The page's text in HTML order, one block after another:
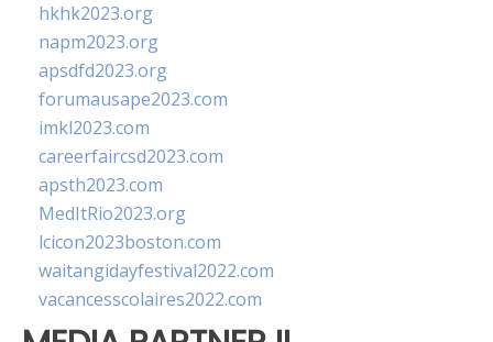
hkhk2023.org
napm2023.org
apsdfd2023.org
forumausape2023.com
imkl2023.com
careerfaircsd2023.com
apsth2023.com
MedItRio2023.org
lcicon2023boston.com
waitangidayfestival2022.com
vacancesscolaires2022.com